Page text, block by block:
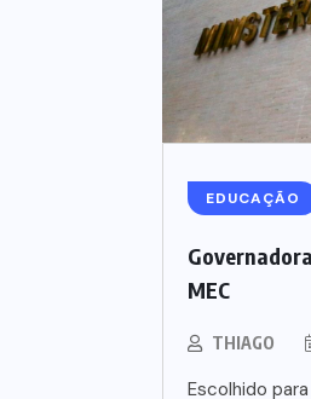
EDUCAÇÃO
MEC
THIAGO
Escolhido